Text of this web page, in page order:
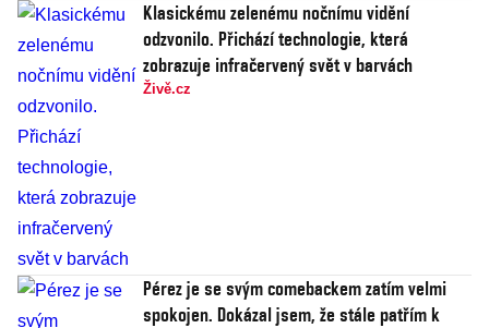
Klasickému zelenému nočnímu vidění
odzvonilo. Přichází technologie, která
zobrazuje infračervený svět v barvách
Živě.cz
Pérez je se svým comebackem zatím velmi
spokojen. Dokázal jsem, že stále patřím k